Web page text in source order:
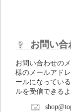
お問い合
お問い合わせの
様のメールアド
ールになってい
ルを受信できる